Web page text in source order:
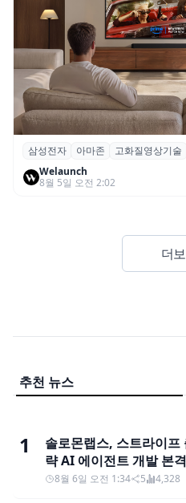
삼성전자·아마존, 프라
어드밴스드’ 적용
삼성전자 아마존 고화질영상기술
Welaunch
8월 5일 오전 2:02
더
추천 뉴스
1
솔로몬랩스, 스트라이
략 AI 에이전트 개발 본
8월 6일 오전 1:34 5 4,328